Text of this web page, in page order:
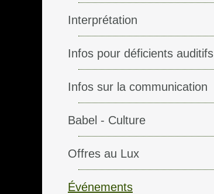
Interprétation
Infos pour déficients auditifs
Infos sur la communication
Babel - Culture
Offres au Lux
Événements